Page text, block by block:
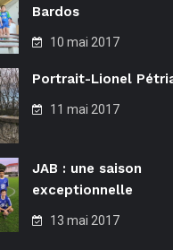
Bardos
10 mai 2017
Portrait-Lionel
11 mai 2017
JAB : une saison
exceptionnelle
13 mai 2017